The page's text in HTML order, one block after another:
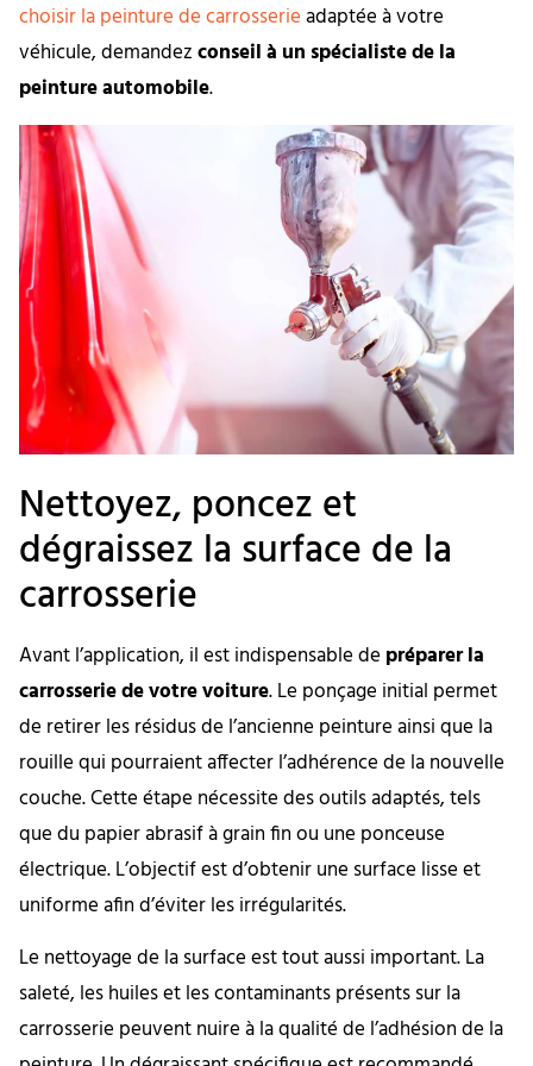
choisir la peinture de carrosserieadaptée à votre
véhicule, demandezconseil à un spécialiste de la
peinture automobile.
Nettoyez, poncez et
dégraissez la surface de la
carrosserie
Avant l’application, il est indispensable de préparer la
carrosserie de votre voiture. Le ponçage initial permet
de retirer les résidus de l’ancienne peinture ainsi que la
rouille qui pourraient affecter l’adhérence de la nouvelle
couche. Cette étape nécessite des outils adaptés, tels
que du papier abrasif à grain fin ou une ponceuse
électrique. L’objectif est d’obtenir une surface lisse et
uniforme afin d’éviter les irrégularités.
Le nettoyage de la surface est tout aussi important. La
saleté, les huiles et les contaminants présents sur la
carrosserie peuvent nuire à la qualité de l’adhésion de la